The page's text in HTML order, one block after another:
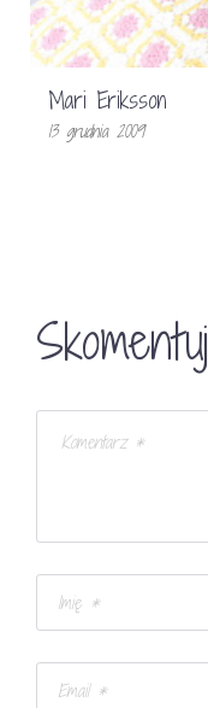
Mari Eriksson
13 grudnia 2009
Skomentuj